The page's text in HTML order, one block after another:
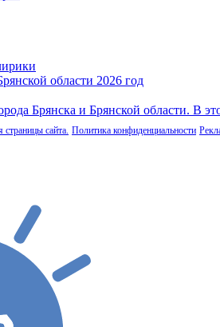
области 2026 год
Брянска и Брянской области. В
сайта. Политика конфиденциальности